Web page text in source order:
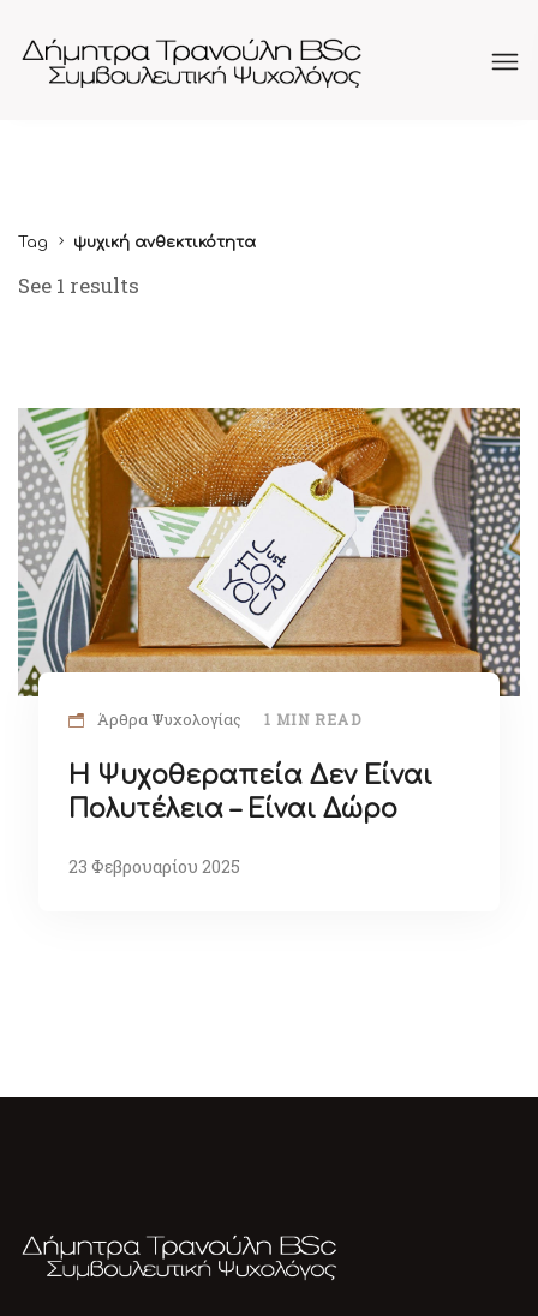
Tag ψυχική ανθεκτικότητα
See 1 results
Άρθρα Ψυχολογίας 1 MIN READ
Η Ψυχοθεραπεία Δεν Είναι
Πολυτέλεια – Είναι Δώρο
23 Φεβρουαρίου 2025